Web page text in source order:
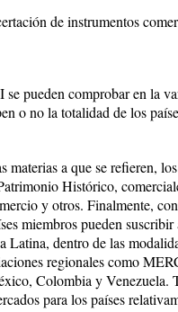
de instrumentos
pueden comprobar en la
o no la totalidad de los
materias a que se refieren,
Histórico,
y otros. Finalmente,
miembros pueden
Latina, dentro de las
regionales como
Colombia y Venezuela.
para los países